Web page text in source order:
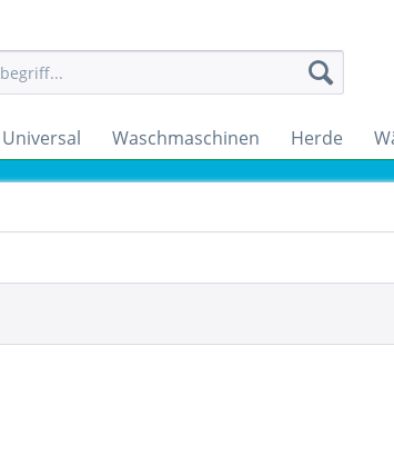
Universal Waschmaschinen Herde